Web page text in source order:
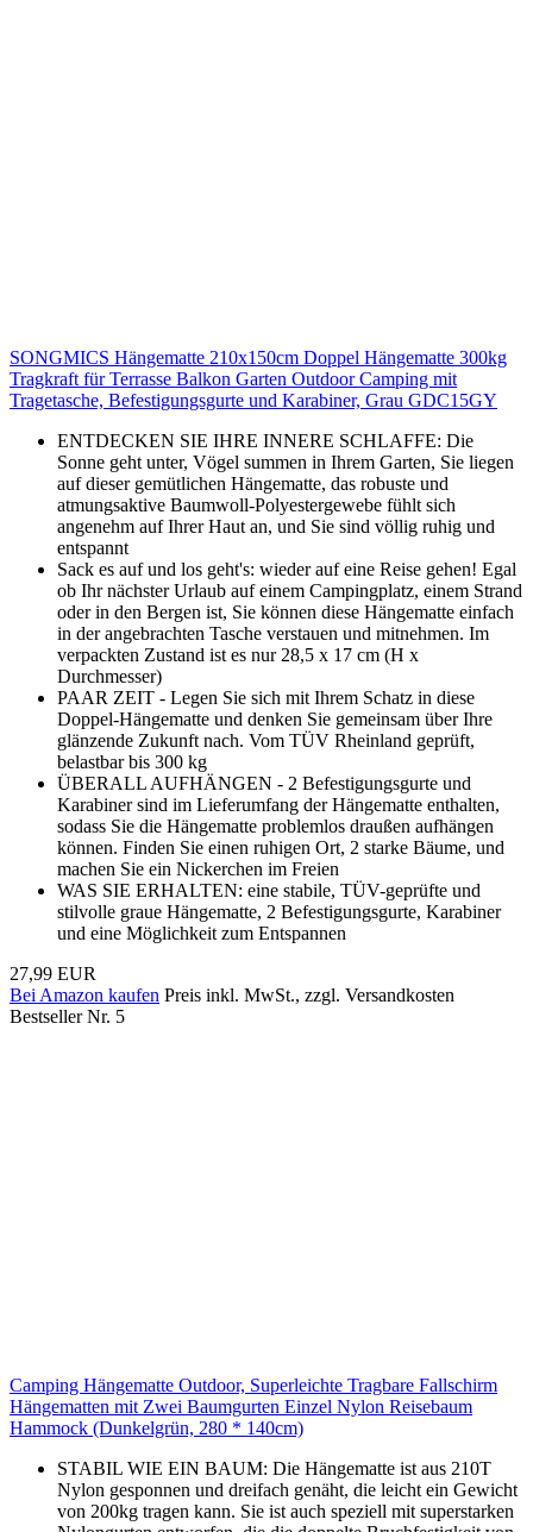
SONGMICS Hängematte 210x150cm Doppel Hängematte 300kg
Tragkraft für Terrasse Balkon Garten Outdoor Camping mit
Tragetasche, Befestigungsgurte und Karabiner, Grau GDC15GY
ENTDECKEN SIE IHRE INNERE SCHLAFFE: Die
Sonne geht unter, Vögel summen in Ihrem Garten, Sie liegen
auf dieser gemütlichen Hängematte, das robuste und
atmungsaktive Baumwoll-Polyestergewebe fühlt sich
angenehm auf Ihrer Haut an, und Sie sind völlig ruhig und
entspannt
Sack es auf und los geht's: wieder auf eine Reise gehen! Egal
ob Ihr nächster Urlaub auf einem Campingplatz, einem Strand
oder in den Bergen ist, Sie können diese Hängematte einfach
in der angebrachten Tasche verstauen und mitnehmen. Im
verpackten Zustand ist es nur 28,5 x 17 cm (H x
Durchmesser)
PAAR ZEIT - Legen Sie sich mit Ihrem Schatz in diese
Doppel-Hängematte und denken Sie gemeinsam über Ihre
glänzende Zukunft nach. Vom TÜV Rheinland geprüft,
belastbar bis 300 kg
ÜBERALL AUFHÄNGEN - 2 Befestigungsgurte und
Karabiner sind im Lieferumfang der Hängematte enthalten,
sodass Sie die Hängematte problemlos draußen aufhängen
können. Finden Sie einen ruhigen Ort, 2 starke Bäume, und
machen Sie ein Nickerchen im Freien
WAS SIE ERHALTEN: eine stabile, TÜV-geprüfte und
stilvolle graue Hängematte, 2 Befestigungsgurte, Karabiner
und eine Möglichkeit zum Entspannen
27,99 EUR
Bei Amazon kaufen Preis inkl. MwSt., zzgl. Versandkosten
Bestseller Nr. 5
Camping Hängematte Outdoor, Superleichte Tragbare Fallschirm
Hängematten mit Zwei Baumgurten Einzel Nylon Reisebaum
Hammock (Dunkelgrün, 280 * 140cm)
STABIL WIE EIN BAUM: Die Hängematte ist aus 210T
Nylon gesponnen und dreifach genäht, die leicht ein Gewicht
von 200kg tragen kann. Sie ist auch speziell mit superstarken